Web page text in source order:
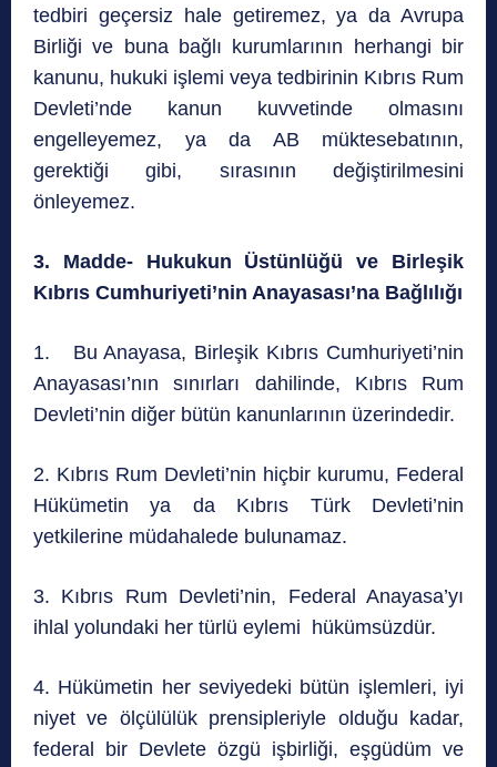
tedbiri geçersiz hale getiremez, ya da Avrupa
Birliği ve buna bağlı kurumlarının herhangi bir
kanunu, hukuki işlemi veya tedbirinin Kıbrıs Rum
Devleti’nde kanun kuvvetinde olmasını
engelleyemez, ya da AB müktesebatının,
gerektiği gibi, sırasının değiştirilmesini
önleyemez.
3. Madde- Hukukun Üstünlüğü ve Birleşik
Kıbrıs Cumhuriyeti’nin Anayasası’na Bağlılığı
1. Bu Anayasa, Birleşik Kıbrıs Cumhuriyeti’nin
Anayasası’nın sınırları dahilinde, Kıbrıs Rum
Devleti’nin diğer bütün kanunlarının üzerindedir.
2. Kıbrıs Rum Devleti’nin hiçbir kurumu, Federal
Hükümetin ya da Kıbrıs Türk Devleti’nin
yetkilerine müdahalede bulunamaz.
3. Kıbrıs Rum Devleti’nin, Federal Anayasa’yı
ihlal yolundaki her türlü eylemi hükümsüzdür.
4. Hükümetin her seviyedeki bütün işlemleri, iyi
niyet ve ölçülülük prensipleriyle olduğu kadar,
federal bir Devlete özgü işbirliği, eşgüdüm ve